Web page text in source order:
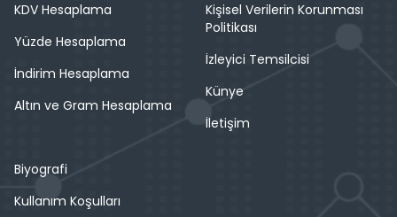
KDV Hesaplama
Yüzde Hesaplama
İndirim Hesaplama
Altın ve Gram Hesaplama
Kişisel Verilerin Korunması
Politikası
İzleyici Temsilcisi
Künye
İletişim
Biyografi
Kullanım Koşulları